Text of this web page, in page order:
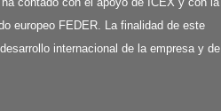
europeo FEDER. La finalidad de este
internacional de la empresa y de